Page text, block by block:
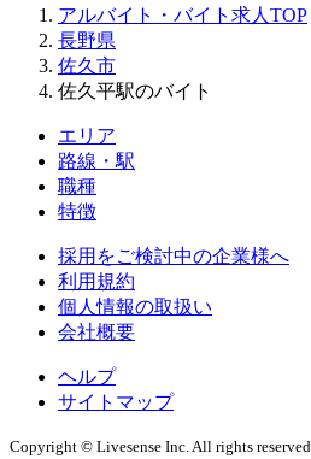
アルバイト・バイト求人TOP
長野県
佐久市
佐久平駅のバイト
エリア
路線・駅
職種
特徴
採用をご検討中の企業様へ
利用規約
個人情報の取扱い
会社概要
ヘルプ
サイトマップ
Copyright © Livesense Inc. All rights reserved.